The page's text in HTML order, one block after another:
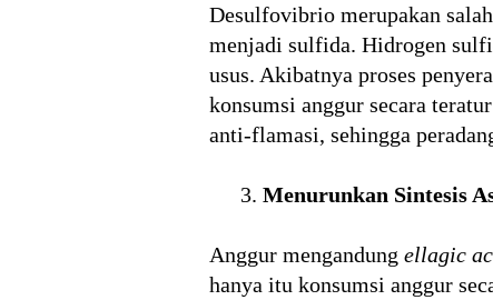
Desulfovibrio merupakan
menjadi sulfida. Hidrogen
usus. Akibatnya proses
konsumsi anggur secara
anti-flamasi, sehingga
Menurunkan Sintesis
Anggur mengandung ellagic
hanya itu konsumsi anggur